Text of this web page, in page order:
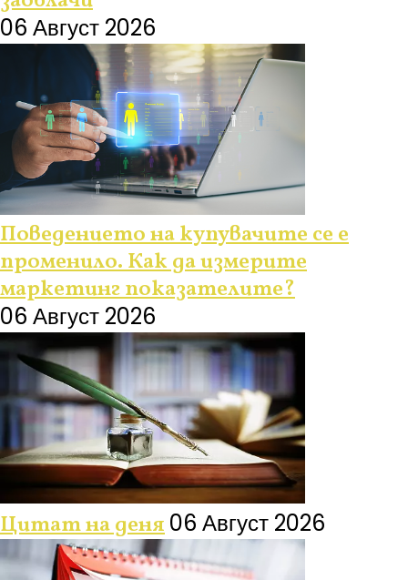
06 Август 2026
Поведението на купувачите се е
променило. Как да измерите
маркетинг показателите?
06 Август 2026
Цитат на деня06 Август 2026